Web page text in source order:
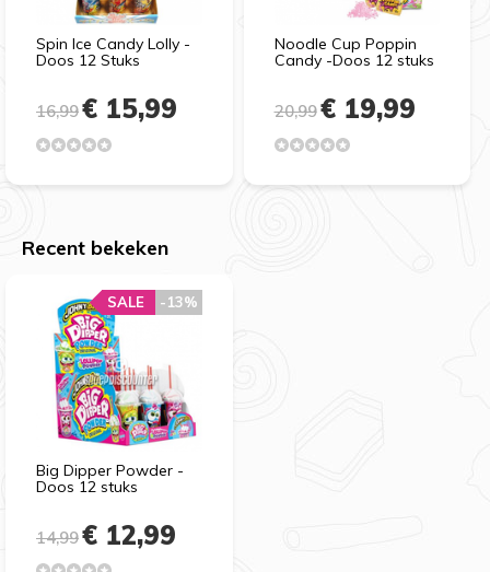
Spin Ice Candy Lolly -
Doos 12 Stuks
16,99€ 15,99
Noodle Cup Poppin
Candy -Doos 12 stuks
20,99€ 19,99
Recent bekeken
Big Dipper Powder -
Doos 12 stuks
-13%
SALE
14,99€ 12,99